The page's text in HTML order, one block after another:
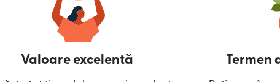
Valoare excelentă Termen